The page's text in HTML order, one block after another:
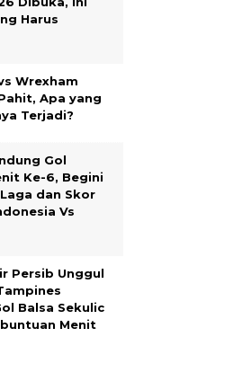
Harus
Wrexham
Apa yang
Terjadi?
Gol
Ke-6, Begini
dan Skor
Vs
Persib Unggul
Balsa Sekulic
Menit